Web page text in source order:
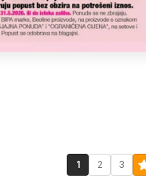
1 2 3